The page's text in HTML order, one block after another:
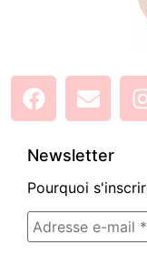
Newsletter
Pourquoi